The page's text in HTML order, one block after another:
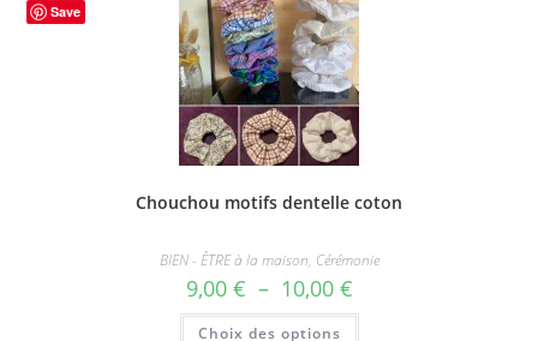
Save
Chouchou motifs dentelle coton
BIEN - ÊTRE à la maison, Cérémonie
9,00 € – 10,00 €Plage
de
prix :
Choix des options
Ce